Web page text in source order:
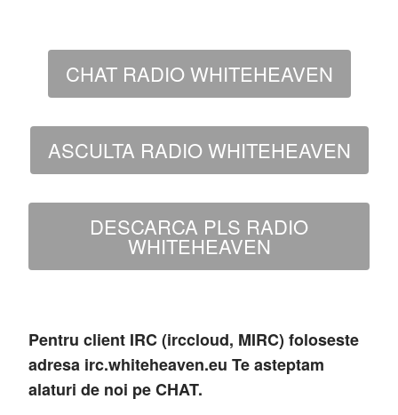
CHAT RADIO WHITEHEAVEN
ASCULTA RADIO WHITEHEAVEN
DESCARCA PLS RADIO
WHITEHEAVEN
Pentru client IRC (irccloud, MIRC) foloseste
adresa irc.whiteheaven.eu Te asteptam
alaturi de noi pe CHAT.